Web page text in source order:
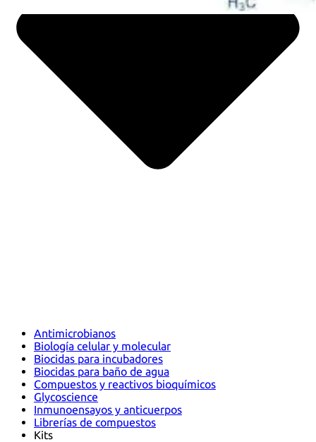
Antimicrobianos
Biología celular y molecular
Biocidas para incubadores
Biocidas para baño de agua
Compuestos y reactivos bioquímicos
Glycoscience
Inmunoensayos y anticuerpos
Librerías de compuestos
Kits